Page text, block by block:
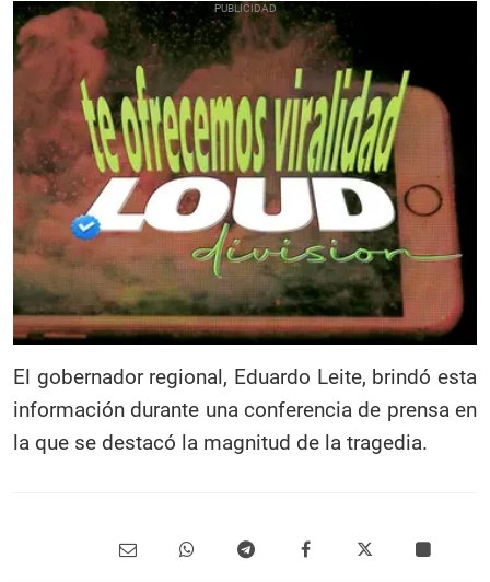
El gobernador regional, Eduardo Leite, brindó esta
información durante una conferencia de prensa en
la que se destacó la magnitud de la tragedia.